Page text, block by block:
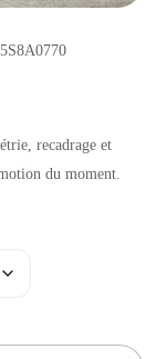
recadrage et
du moment.